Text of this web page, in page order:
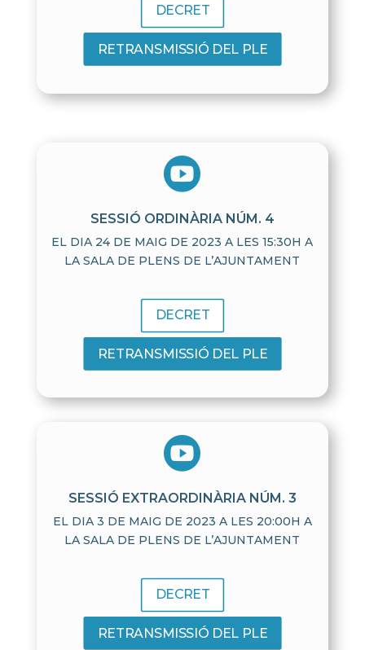
DECRET
RETRANSMISSIÓ DEL PLE

SESSIÓ ORDINÀRIA NÚM. 4
EL DIA 24 DE MAIG DE 2023 A LES 15:30H A
LA SALA DE PLENS DE L’AJUNTAMENT
DECRET
RETRANSMISSIÓ DEL PLE

SESSIÓ EXTRAORDINÀRIA NÚM. 3
EL DIA 3 DE MAIG DE 2023 A LES 20:00H A
LA SALA DE PLENS DE L’AJUNTAMENT
DECRET
RETRANSMISSIÓ DEL PLE